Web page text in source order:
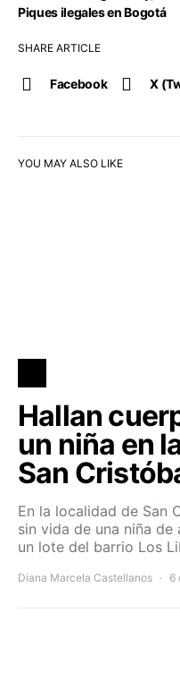
Piques ilegales en Bogotá
SHARE ARTICLE
Facebook X
YOU MAY ALSO LIKE
Hallan
un niña en
San
En la localidad de San
sin vida de una niña
un lote del barrio Los
Diana Marcela Castellanos 6